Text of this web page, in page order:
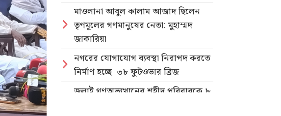
মাওলানা আবুল কালাম আজাদ ছিলেন
তৃণমূলের গণমানুষের নেতা: মুহাম্মদ
জাকারিয়া
নগরের যোগাযোগ ব্যবস্থা নিরাপদ করতে
নির্মাণ হচ্ছে ৩৮ ফুটওভার ব্রিজ
জুলাই গণঅভ্যুত্থানের শহীদ পরিবারকে ৮